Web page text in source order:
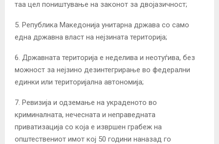
таа цел поништување на законот за двојазичност;
5. Република Македонија унитарна држава со само
една државна власт на нејзината територија;
6. Државната територија е неделива и неотуѓива, без
можност за нејзино дезинтегрирање во федерални
единки или територијална автономија;
7. Ревизија и одземање на украденото во
криминалната, нечесната и неправедната
приватизација со која е извршен грабеж на
општествениот имот кој 50 години наназад го